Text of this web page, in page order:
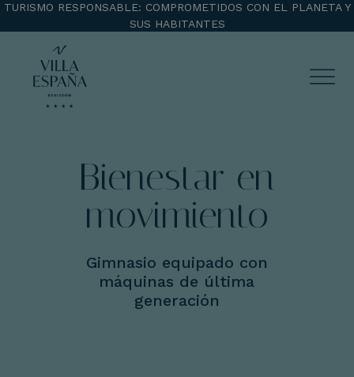
TURISMO RESPONSABLE: COMPROMETIDOS CON EL PLANETA Y
SUS HABITANTES
Bienestar en
movimiento
Gimnasio equipado con
máquinas de última
generación
ENTRADA
¡Comprobar disponibilidad!